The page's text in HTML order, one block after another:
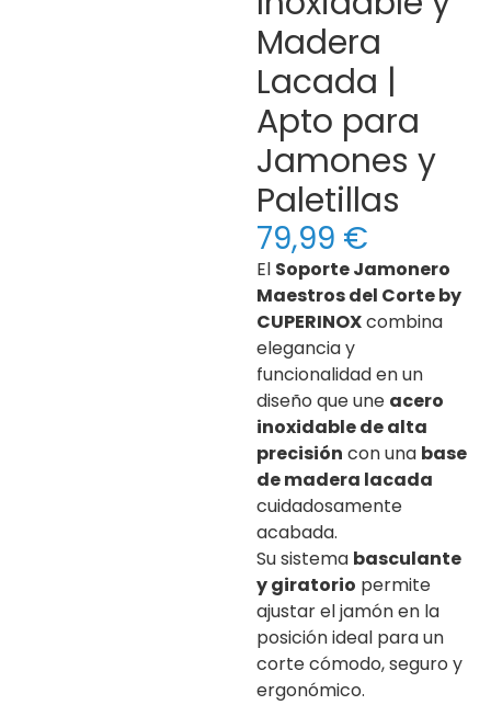
Madera
Lacada |
Apto para
Jamones y
Paletillas
79,99 €
El Soporte Jamonero
Maestros del Corte by
CUPERINOXcombina
elegancia y
funcionalidad en un
diseño que une acero
inoxidable de alta
precisión con una base
de madera lacada
cuidadosamente
acabada.
Su sistema basculante
y giratorio permite
ajustar el jamón en la
posición ideal para un
corte cómodo, seguro y
ergonómico.